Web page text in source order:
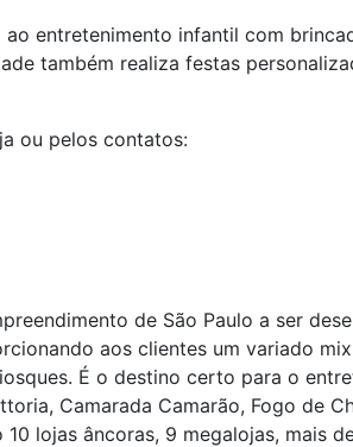
entretenimento infantil com
também realiza festas
ou pelos contatos:
de São Paulo a ser
aos clientes um variado
É o destino certo para o
Camarada Camarão, Fogo de
10 lojas âncoras, 9 megalojas, mais